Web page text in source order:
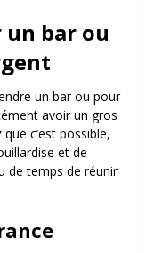
bar ou
un bar ou pour
avoir un gros
c’est possible,
et de
de temps de réunir